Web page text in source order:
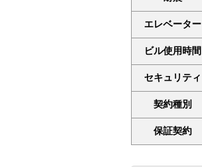
エレベーター
ビル使用時間
セキュリティ
契約種別
保証契約